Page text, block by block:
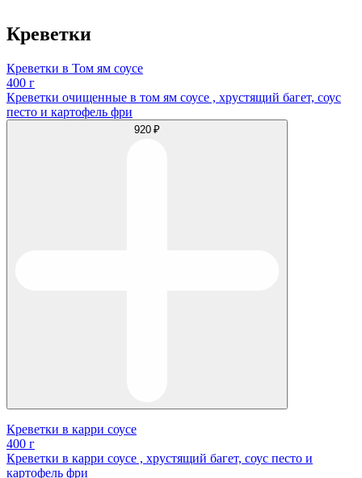
Креветки
Креветки в Том ям соусе
400 г
Креветки очищенные в том ям соусе , хрустящий багет, соус
песто и картофель фри
920 ₽
Креветки в карри соусе
400 г
Креветки в карри соусе , хрустящий багет, соус песто и
картофель фри